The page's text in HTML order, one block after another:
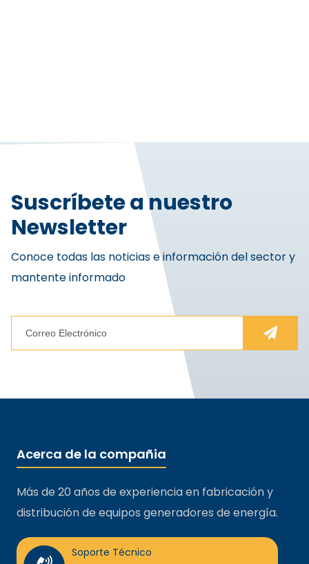
Suscríbete a nuestro
Newsletter
Conoce todas las noticias e información del sector y
mantente informado
Acerca de la compañia
Más de 20 años de experiencia en fabricación y
distribución de equipos generadores de energía.
Soporte Técnico